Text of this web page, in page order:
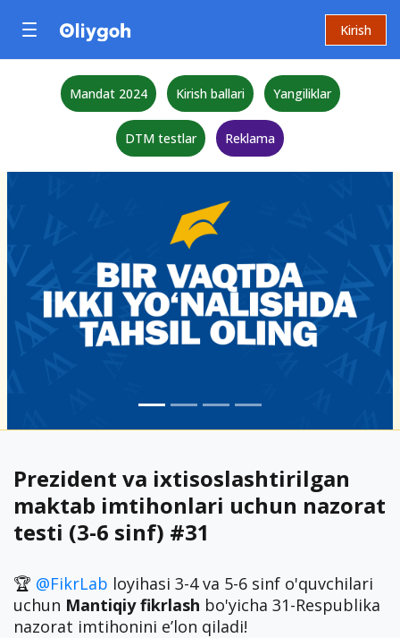
Kirish
Mandat 2024 Kirish ballari Yangiliklar
DTM testlar Reklama
Prezident va ixtisoslashtirilgan
maktab imtihonlari uchun nazorat
testi (3-6 sinf) #31
🏆 @FikrLab loyihasi 3-4 va 5-6 sinf o'quvchilari
uchun Mantiqiy fikrlash bo'yicha 31-Respublika
nazorat imtihonini eʼlon qiladi!